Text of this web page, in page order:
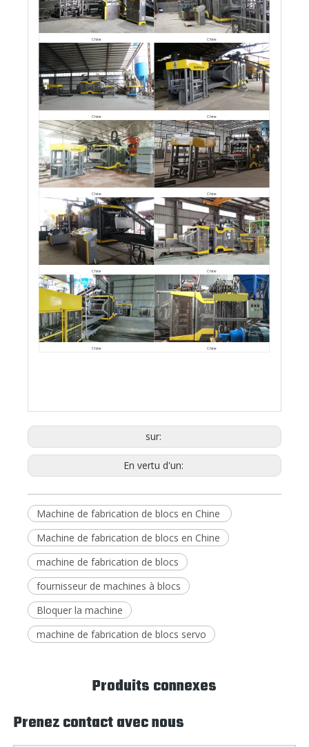
Chine Chine
Chine Chine
Chine Chine
Chine Chine
Chine Chine
sur:
En vertu d'un:
Machine de fabrication de blocs en Chine
Machine de fabrication de blocs en Chine
machine de fabrication de blocs
fournisseur de machines à blocs
Bloquer la machine
machine de fabrication de blocs servo
Produits connexes
Prenez contact avec nous